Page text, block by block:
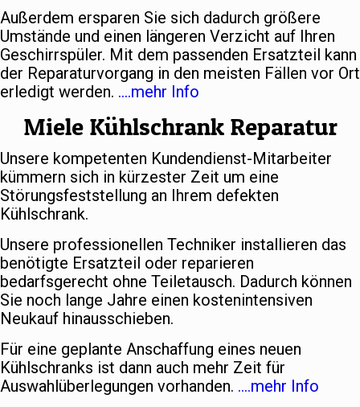
Außerdem ersparen Sie sich dadurch größere
Umstände und einen längeren Verzicht auf Ihren
Geschirrspüler. Mit dem passenden Ersatzteil kann
der Reparaturvorgang in den meisten Fällen vor Ort
erledigt werden. ….mehr Info
Miele Kühlschrank Reparatur
Unsere kompetenten Kundendienst-Mitarbeiter
kümmern sich in kürzester Zeit um eine
Störungsfeststellung an Ihrem defekten
Kühlschrank.
Unsere professionellen Techniker installieren das
benötigte Ersatzteil oder reparieren
bedarfsgerecht ohne Teiletausch. Dadurch können
Sie noch lange Jahre einen kostenintensiven
Neukauf hinausschieben.
Für eine geplante Anschaffung eines neuen
Kühlschranks ist dann auch mehr Zeit für
Auswahlüberlegungen vorhanden. ….mehr Info